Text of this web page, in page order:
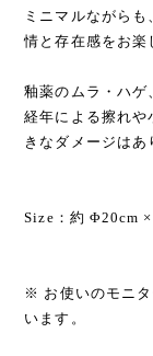
ミニマルながら
情と存在感をお楽
釉薬のムラ・ハゲ
経年による擦れや
きなダメージはあ
Size：約 Φ20cm ×
※ お使いのモニタ
います。